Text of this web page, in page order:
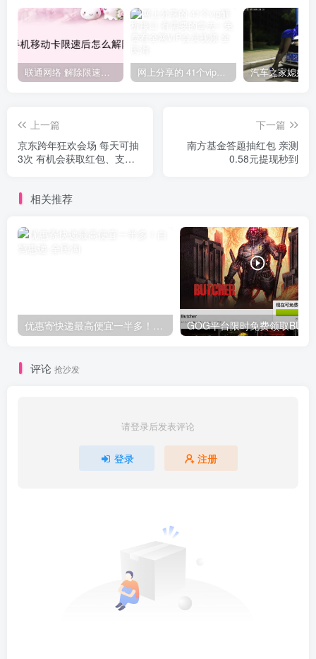
联通网络 解除限速方法参考！畅享、畅玩、老白干等及其它地区自测了 网上分享的 41个vip解析接口 有需要的拿去~ 免费看全网VIP会员视频
上一篇
京东跨年狂欢会场 每天可抽
3次 有机会获取红包、支付
下一篇
南方基金答题抽红包 亲测
0.58元提现秒到
相关推荐
优惠寄快递最高便宜一半多！白鸽惠递
评论 抢沙发
请登录后发表评论
登录 注册